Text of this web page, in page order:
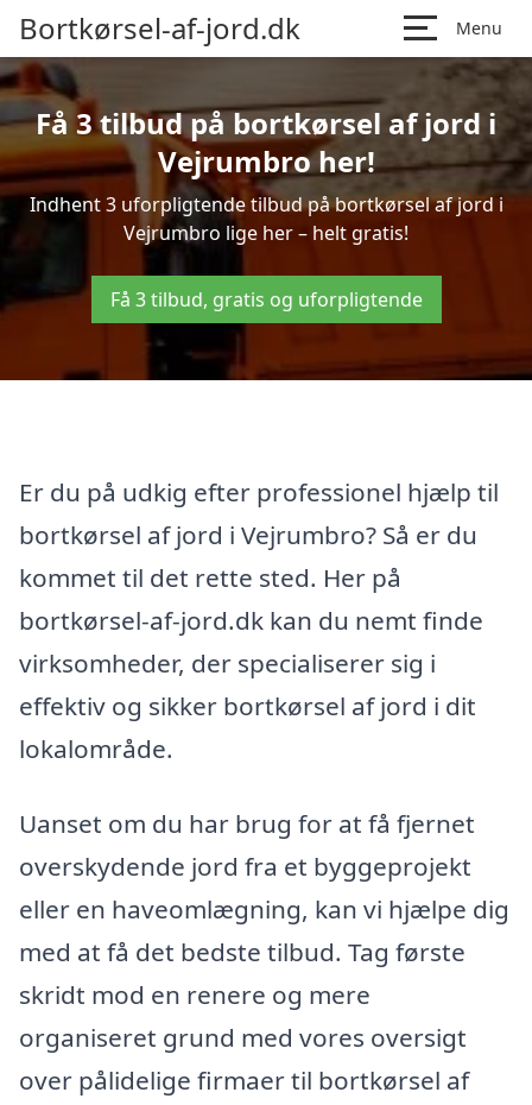
Bortkørsel-af-jord.dk Menu
Få 3 tilbud på bortkørsel af jord i
Vejrumbro her!
Indhent 3 uforpligtende tilbud på bortkørsel af jord i
Vejrumbro lige her – helt gratis!
Få 3 tilbud, gratis og uforpligtende
Er du på udkig efter professionel hjælp til
bortkørsel af jord i Vejrumbro? Så er du
kommet til det rette sted. Her på
bortkørsel-af-jord.dk kan du nemt finde
virksomheder, der specialiserer sig i
effektiv og sikker bortkørsel af jord i dit
lokalområde.
Uanset om du har brug for at få fjernet
overskydende jord fra et byggeprojekt
eller en haveomlægning, kan vi hjælpe dig
med at få det bedste tilbud. Tag første
skridt mod en renere og mere
organiseret grund med vores oversigt
over pålidelige firmaer til bortkørsel af